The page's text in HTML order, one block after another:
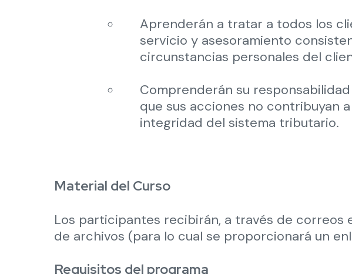
Aprenderán a tratar a todos los
servicio y asesoramiento
circunstancias personales del
Comprenderán su
que sus acciones no contribuyan
integridad del sistema tributario.
Material del Curso
Los participantes recibirán, a través de
de archivos (para lo cual se proporcionará un
Requisitos del programa